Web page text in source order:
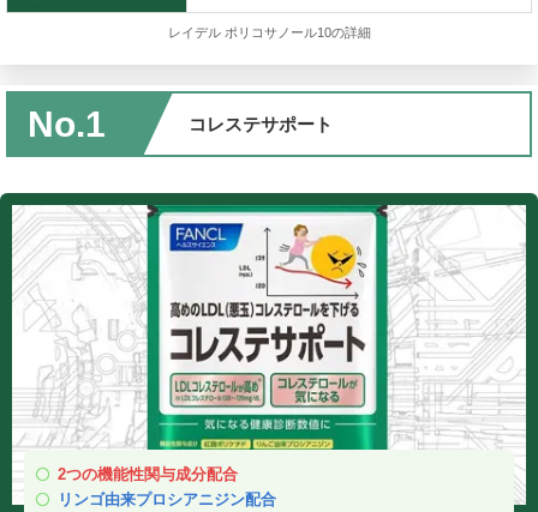
レイデル ポリコサノール10の詳細
No.1 コレステサポート
2つの機能性関与成分配合
リンゴ由来プロシアニジン配合